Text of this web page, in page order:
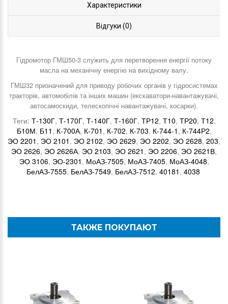
Характеристики
Відгуки (0)
Гідромотор ГМШ50-3 служить для перетворення енергії потоку
масла на механічну енергію на вихідному валу.
ГМШ32 призначений для приводу робочих органів у гідросистемах
тракторів, автомобілів та інших машин (екскаватори-навантажувачі,
автосамоскиди, телескопічні навантажувачі, косарки).
Теги: Т-130Г, Т-170Г, Т-140Г, Т-160Г, ТР12, Т10, ТР20, Т12,
Б10М, Б11 , К-700А, К-701 , К-702, К-703, К-744-1 , К-744Р2,
ЭО 2201 , ЭО 2101 , ЭО 2102, ЭО 2629, ЭО 2202, ЭО 2628, 203,
ЭО 2626, ЭО 2626А, ЭО 2103, ЭО 2621 , ЭО 2206, ЭО 2621В,
ЭО 3106, ЭО-2301 , МоАЗ-7505, МоАЗ-7405, МоАЗ-4048,
БелАЗ-7555, БелАЗ-7549, БелАЗ-7512, 40181 , 4038
ТАКЖЕ ПОКУПАЮТ